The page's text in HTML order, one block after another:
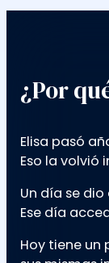
¿Por
Elisa pasó
Eso la volvió
Un día se
Ese día
Hoy tiene